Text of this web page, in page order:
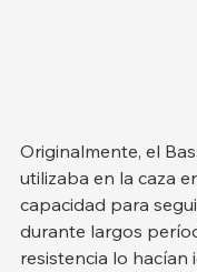
Originalmente, el
utilizaba en la caza
capacidad para
durante largos
resistencia lo hacían